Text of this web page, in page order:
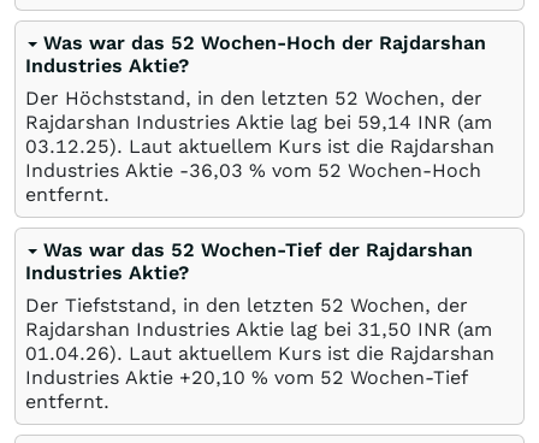
Was war das 52 Wochen-Hoch der Rajdarshan
Industries Aktie?
Der Höchststand, in den letzten 52 Wochen, der
Rajdarshan Industries Aktie lag bei 59,14 INR (am
03.12.25). Laut aktuellem Kurs ist die Rajdarshan
Industries Aktie -36,03 % vom 52 Wochen-Hoch
entfernt.
Was war das 52 Wochen-Tief der Rajdarshan
Industries Aktie?
Der Tiefststand, in den letzten 52 Wochen, der
Rajdarshan Industries Aktie lag bei 31,50 INR (am
01.04.26). Laut aktuellem Kurs ist die Rajdarshan
Industries Aktie +20,10 % vom 52 Wochen-Tief
entfernt.